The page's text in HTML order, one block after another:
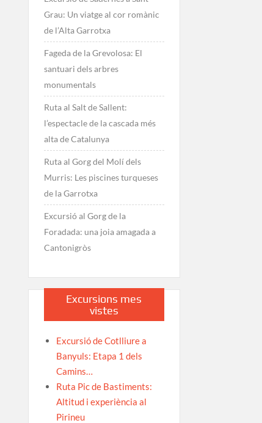
Grau: Un viatge al cor romànic
de l’Alta Garrotxa
Fageda de la Grevolosa: El
santuari dels arbres
monumentals
Ruta al Salt de Sallent:
l’espectacle de la cascada més
alta de Catalunya
Ruta al Gorg del Molí dels
Murris: Les piscines turqueses
de la Garrotxa
Excursió al Gorg de la
Foradada: una joia amagada a
Cantonigròs
Excursions mes
vistes
Excursió de Cotlliure a
Banyuls: Etapa 1 dels
Camins…
Ruta Pic de Bastiments:
Altitud i experiència al
Pirineu